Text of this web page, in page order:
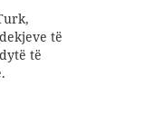
të
të